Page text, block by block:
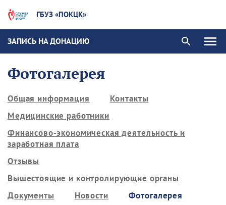
ГБУЗ «ПОКЦК»
ЗАПИСЬ НА ДОНАЦИЮ
Фотогалерея
Общая информация
Контакты
Медицинские работники
Финансово-экономическая деятельность и
заработная плата
Отзывы
Вышестоящие и контролирующие органы
Документы
Новости
Фотогалерея